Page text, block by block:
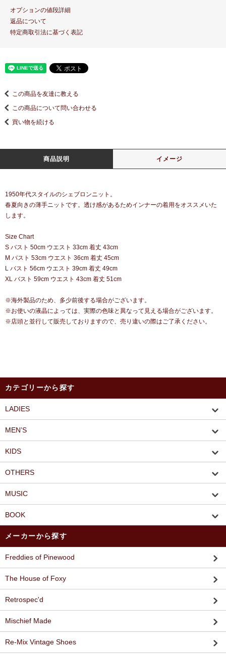
オプションの値段詳細
返品について
特定商取引法に基づく表記
この商品を友達に教える
この商品について問い合わせる
買い物を続ける
商品説明 イメージ
1950年代スタイルのシェブロンニット。
春夏向きの薄手ニットです。透け感があるためインナーの着用をオススメいた
します。
Size Chart
S バスト 50cm ウエスト 33cm 着丈 43cm
M バスト 53cm ウエスト 36cm 着丈 45cm
L バスト 56cm ウエスト 39cm 着丈 49cm
XL バスト 59cm ウエスト 43cm 着丈 51cm
※海外製品のため、多少前後する場合がございます。
※お使いの液晶によっては、実際の色味と異なって見える場合がございます。
※店頭と並行して販売しておりますので、売り違いの際はご了承ください。
カテゴリーから探す
LADIES
MEN’S
KIDS
OTHERS
MUSIC
BOOK
メーカーから探す
Freddies of Pinewood
The House of Foxy
Retrospec'd
Mischief Made
Re-Mix Vintage Shoes